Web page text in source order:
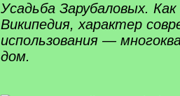
Усадьба Зарубаловых.
Википедия, характер
использования —
дом.